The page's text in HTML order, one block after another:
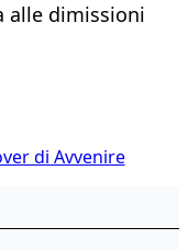
alle dimissioni
di Avvenire